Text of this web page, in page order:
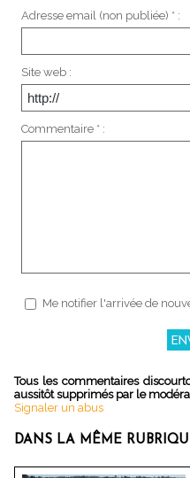
Adresse email (non publiée) * :
Site web :
Commentaire * :
Me notifier l'arrivée de
Tous les commentaires
aussitôt supprimés par le
Signaler un abus
DANS LA MÊME